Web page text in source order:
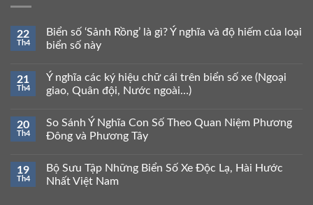
22
Th4
Biển số ‘Sảnh Rồng’ là gì? Ý nghĩa và độ hiếm của loại
biển số này
21
Th4
Ý nghĩa các ký hiệu chữ cái trên biển số xe (Ngoại
giao, Quân đội, Nước ngoài…)
20
Th4
So Sánh Ý Nghĩa Con Số Theo Quan Niệm Phương
Đông và Phương Tây
19
Th4
Bộ Sưu Tập Những Biển Số Xe Độc Lạ, Hài Hước
Nhất Việt Nam